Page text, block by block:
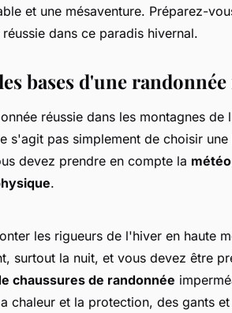
et une mésaventure. Préparez-
dans ce paradis hivernal.
bases d'une
réussie dans les montagnes de
s'agit pas simplement de choisir
devez prendre en compte la météo
.
les rigueurs de l'hiver en haute
surtout la nuit, et vous devez être
chaussures de randonnée
chaleur et la protection, des gants